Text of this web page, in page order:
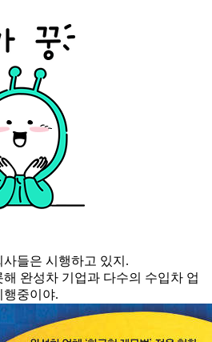
들은 시행하고 있지.
완성차 기업과 다수의 수입차 업
행중이야.